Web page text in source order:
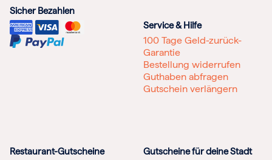
Sicher Bezahlen
Service & Hilfe
100 Tage Geld-zurück-
Garantie
Bestellung widerrufen
Guthaben abfragen
Gutschein verlängern
Restaurant-Gutscheine Gutscheine für deine Stadt